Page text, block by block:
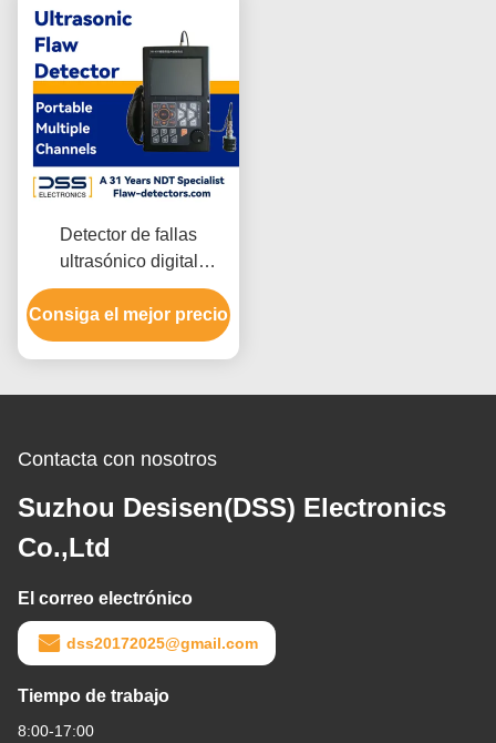
Detector de fallas
ultrasónico digital
completo para la
detección de grietas
Consiga el mejor precio
Contacta con nosotros
Suzhou Desisen(DSS) Electronics
Co.,Ltd
El correo electrónico
dss20172025@gmail.com
Tiempo de trabajo
8:00-17:00